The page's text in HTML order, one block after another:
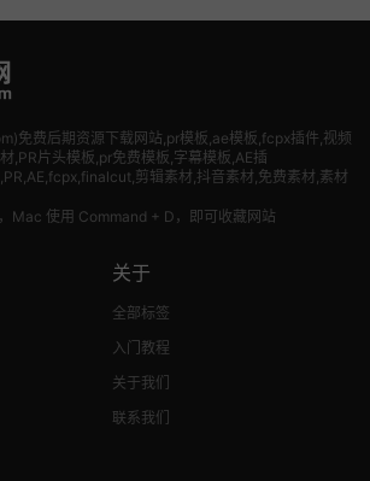
免费后期资源下载网站,pr模板,ae模板,fcpx插件,视频
,PR片头模板,pr免费模板,字幕模板,AE插
剪辑素材,抖音素材,免费素材,素材
Mac 使用 Command + D，即可收藏网站
关于
全部标签
入门教程
关于我们
联系我们